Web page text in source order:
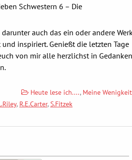
Schwestern 6 – Die
auch das ein oder andere
inspiriert. Genießt die letzten Tage
von mir alle herzlichst in Gedanken
Heute lese ich...., Meine Wenigkeit
, R.E.Carter,S.Fitzek